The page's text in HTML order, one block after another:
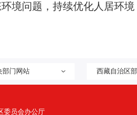
境问题，持续优化人居环境
部门网站 西藏自治区
委员会办公厅